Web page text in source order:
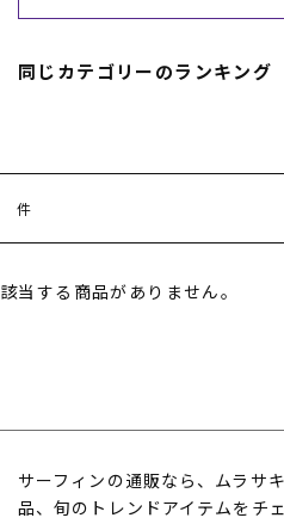
スノーTOP
ブランド一覧
ー
同じカテゴリーのランキング
件
該当する商品がありません。
サーフィンの通販なら、ムラサ
品、旬のトレンドアイテムをチェ